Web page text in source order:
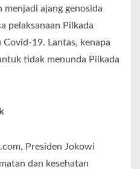
menjadi ajang genosida
pelaksanaan Pilkada
19. Lantas, kenapa
tidak menunda Pilkada
Presiden Jokowi
dan kesehatan